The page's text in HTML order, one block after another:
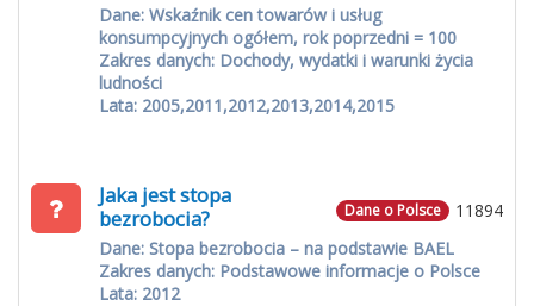
Dane: Wskaźnik cen towarów i usług
konsumpcyjnych ogółem, rok poprzedni = 100
Zakres danych: Dochody, wydatki i warunki życia
ludności
Lata: 2005,2011,2012,2013,2014,2015
11894
Dane o Polsce
Jaka jest stopa
bezrobocia?
Dane: Stopa bezrobocia – na podstawie BAEL
Zakres danych: Podstawowe informacje o Polsce
Lata: 2012